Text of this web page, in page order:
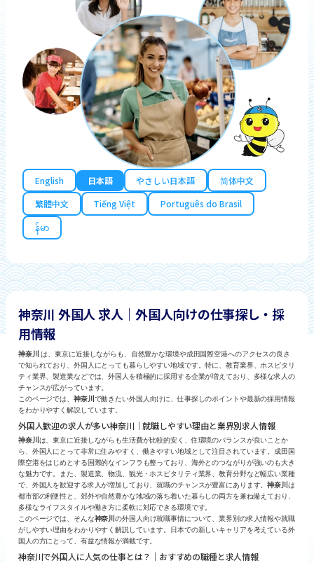
English 日本語 やさしい日本語
简体中文
繁體中文
Tiếng Việt
Português do Brasil
န်မာ
神奈川 外国人 求人｜外国人向けの仕事探し・採
用情報
神奈川
は、東京に近接しながらも、自然豊かな環境や成田国際空港へのアクセスの良さ
で知られており、外国人にとっても暮らしやすい地域です。特に、教育業界、ホスピタリ
ティ業界、製造業などでは、外国人を積極的に採用する企業が増えており、多様な求人の
チャンスが広がっています。
このページでは、 神奈川 で働きたい外国人向けに、仕事探しのポイントや最新の採用情報
をわかりやすく解説しています。
外国人歓迎の求人が多い神奈川｜就職しやすい理由と業界別求人情報
神奈川 は、東京に近接しながらも生活費が比較的安く、住環境のバランスが良いことか
ら、外国人にとって非常に住みやすく、働きやすい地域として注目されています。成田国
際空港をはじめとする国際的なインフラも整っており、海外とのつながりが強いのも大き
な魅力です。また、製造業、物流、観光・ホスピタリティ業界、教育分野など幅広い業種
で、外国人を歓迎する求人が増加しており、就職のチャンスが豊富にあります。神奈川 は
都市部の利便性と、郊外や自然豊かな地域の落ち着いた暮らしの両方を兼ね備えており、
多様なライフスタイルや働き方に柔軟に対応できる環境です。
このページでは、そんな神奈川の外国人向け就職事情について、業界別の求人情報や就職
がしやすい理由をわかりやすく解説しています。日本での新しいキャリアを考えている外
国人の方にとって、有益な情報が満載です。
神奈川で外国人に人気の仕事とは？｜おすすめの職種と求人情報